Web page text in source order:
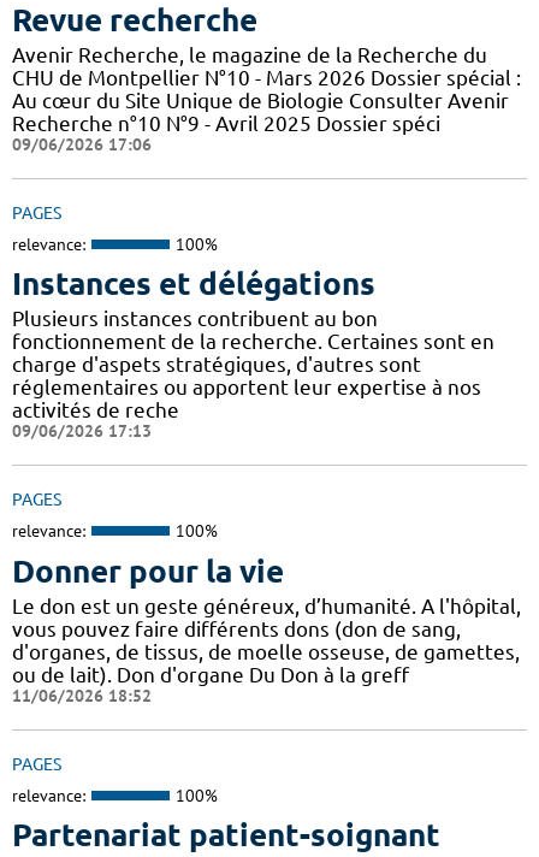
Revue recherche
Avenir Recherche, le magazine de la Recherche du
CHU de Montpellier N°10 - Mars 2026 Dossier spécial :
Au cœur du Site Unique de Biologie Consulter Avenir
Recherche n°10 N°9 - Avril 2025 Dossier spéci
09/06/2026 17:06
PAGES
relevance: 100%
Instances et délégations
Plusieurs instances contribuent au bon
fonctionnement de la recherche. Certaines sont en
charge d'aspets stratégiques, d'autres sont
réglementaires ou apportent leur expertise à nos
activités de reche
09/06/2026 17:13
PAGES
relevance: 100%
Donner pour la vie
Le don est un geste généreux, d’humanité. A l'hôpital,
vous pouvez faire différents dons (don de sang,
d'organes, de tissus, de moelle osseuse, de gamettes,
ou de lait). Don d'organe Du Don à la greff
11/06/2026 18:52
PAGES
relevance: 100%
Partenariat patient-soignant